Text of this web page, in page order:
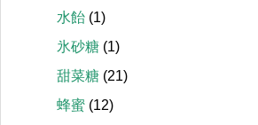
水飴 (1)
氷砂糖 (1)
甜菜糖 (21)
蜂蜜 (12)